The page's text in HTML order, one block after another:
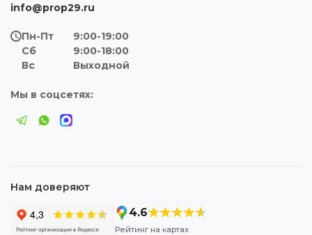
info@prop29.ru
Пн-Пт
9:00-19:00
Сб
9:00-18:00
Вс
Выходной
Мы в соцсетях:
Нам доверяют
4.6★★★★★
★★★★★
Рейтинг на картах